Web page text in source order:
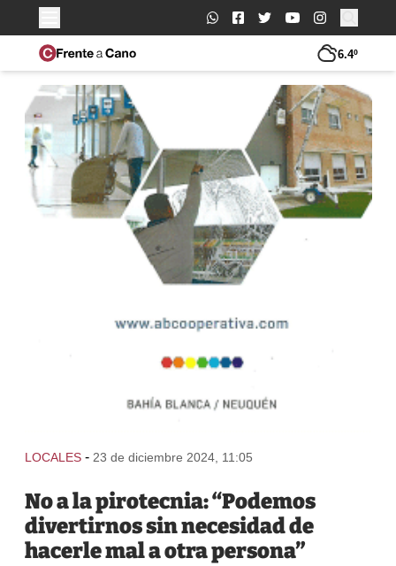
Buscar:
6.4º
LOCALES - 23 de diciembre 2024, 11:05
No a la pirotecnia: “Podemos
divertirnos sin necesidad de
hacerle mal a otra persona”